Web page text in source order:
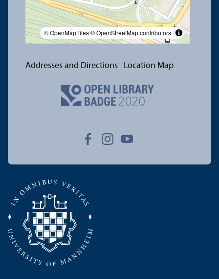
© OpenMapTiles© OpenStreetMap contributors
Addresses and Directions Location Map